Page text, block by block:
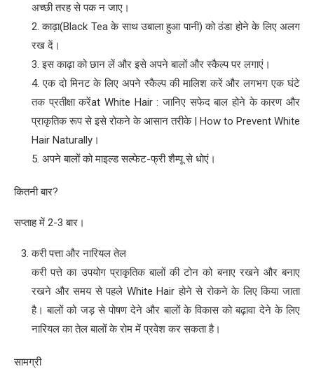
अच्छी तरह से पक न जाए।
2. काढ़ा(Black Tea के साथ उबाला हुआ पानी) को ठंडा होने के लिए अलग
रख दें।
3. इस काढ़ा को छान लें और इसे अपने बालों और स्कैल्प पर लगाएं।
4. एक दो मिनट के लिए अपने स्कैल्प की मालिश करें और लगभग एक घंटे
तक प्रतीक्षा करेंat White Hair : जानिए सफेद बाल होने के कारण और
प्राकृतिक रूप से इसे रोकने के आसान तरीके | How to Prevent White
Hair Naturally।
5. अपने बालों को माइल्ड सल्फेट-फ्री शैम्पू से धोएं।
कितनी बार?
सप्ताह में 2-3 बार।
करी पत्ता और नारियल तेल
करी पत्ते का उपयोग प्राकृतिक बालों की टोन को बनाए रखने और बनाए
रखने और समय से पहले White Hair होने से रोकने के लिए किया जाता
है। बालों को जड़ से पोषण देने और बालों के विकास को बढ़ावा देने के लिए
नारियल का तेल बालों के रोम में प्रवेश कर सकता है।
सामग्री